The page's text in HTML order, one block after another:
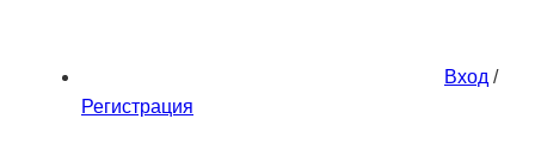
Вход /
Регистрация